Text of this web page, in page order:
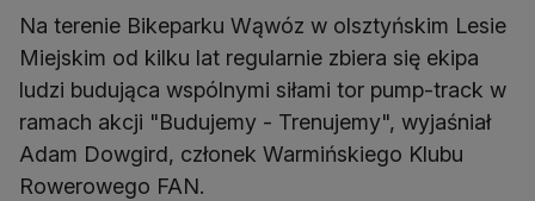
Na terenie Bikeparku Wąwóz w olsztyńskim Lesie
Miejskim od kilku lat regularnie zbiera się ekipa
ludzi budująca wspólnymi siłami tor pump-track w
ramach akcji "Budujemy - Trenujemy", wyjaśniał
Adam Dowgird, członek Warmińskiego Klubu
Rowerowego FAN.